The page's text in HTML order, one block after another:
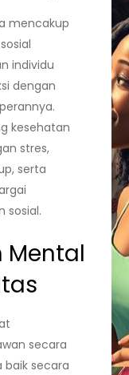
mencakup
individu
dengan
kesehatan
stres,
serta
sosial.
Mental
secara
baik secara